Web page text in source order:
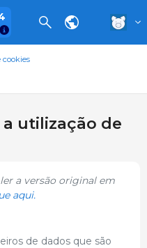
cookies
utilização de
a versão original em
aqui.
de dados que são